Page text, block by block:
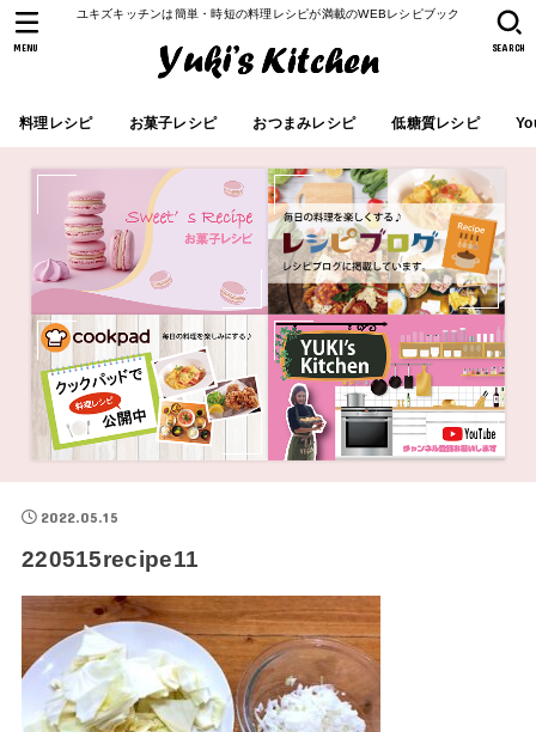
ユキズキッチンは簡単・時短の料理レシピが満載のWEBレシピブック
料理レシピ お菓子レシピ おつまみレシピ 低糖質レシピ
SEARCH
MENU
2022.05.15
220515recipe11